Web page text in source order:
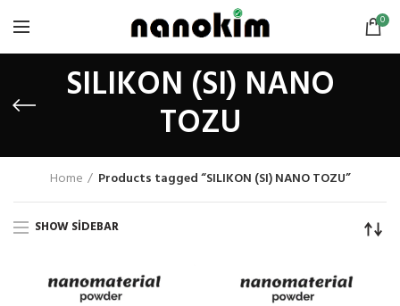
0
SILIKON (SI) NANO
TOZU
Home Products tagged “SILIKON (SI) NANO TOZU”
SHOW SIDEBAR